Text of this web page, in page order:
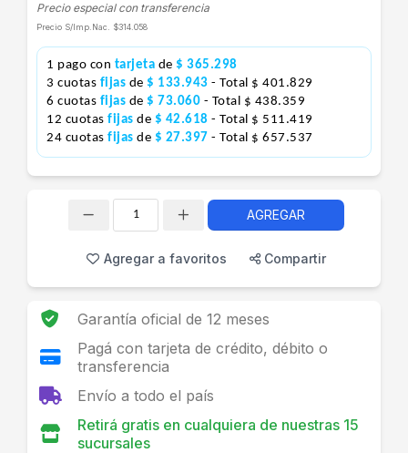
Precio especial con transferencia
Precio S/Imp.Nac. $314.058
1 pago con tarjeta de $ 365.298
3 cuotas fijas de $ 133.943 - Total $ 401.829
6 cuotas fijas de $ 73.060 - Total $ 438.359
12 cuotas fijas de $ 42.618 - Total $ 511.419
24 cuotas fijas de $ 27.397 - Total $ 657.537
AGREGAR
Agregar a favoritos Compartir
Garantía oficial de 12 meses
Pagá con tarjeta de crédito, débito o
transferencia
Envío a todo el país
Retirá gratis en cualquiera de nuestras 15
sucursales